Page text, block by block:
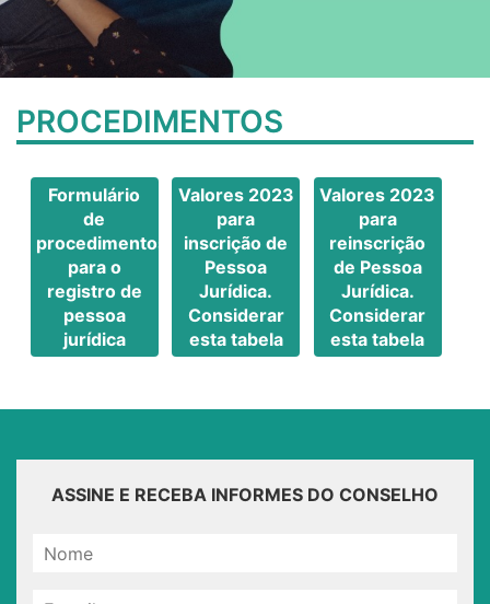
PROCEDIMENTOS
Formulário
de
procedimentos
para o
registro de
pessoa
jurídica
Valores 2023
para
inscrição de
Pessoa
Jurídica.
Considerar
esta tabela
Valores 2023
para
reinscrição
de Pessoa
Jurídica.
Considerar
esta tabela
ASSINE E RECEBA INFORMES DO CONSELHO